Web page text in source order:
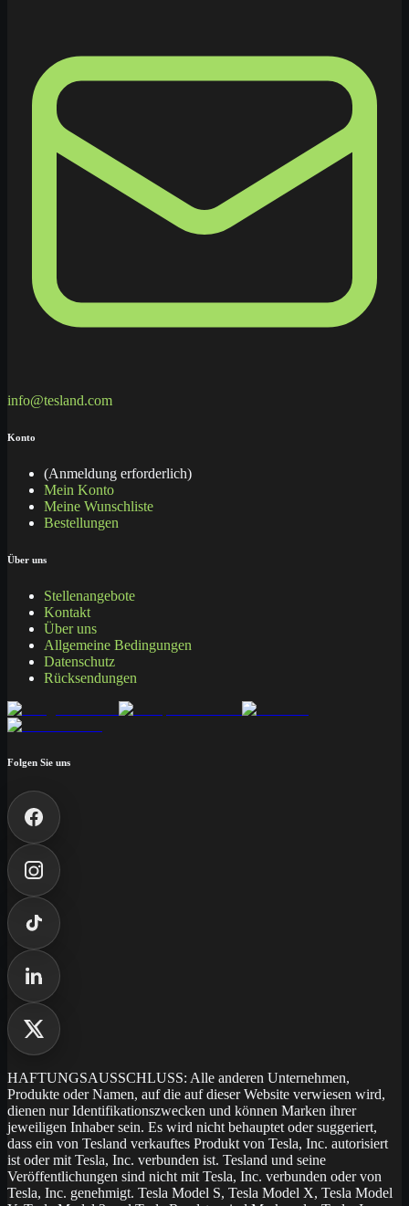
info@tesland.com
Konto
(Anmeldung erforderlich)
Mein Konto
Meine Wunschliste
Bestellungen
Über uns
Stellenangebote
Kontakt
Über uns
Allgemeine Bedingungen
Datenschutz
Rücksendungen
Folgen Sie uns
HAFTUNGSAUSSCHLUSS: Alle anderen Unternehmen,
Produkte oder Namen, auf die auf dieser Website verwiesen wird,
dienen nur Identifikationszwecken und können Marken ihrer
jeweiligen Inhaber sein. Es wird nicht behauptet oder suggeriert,
dass ein von Tesland verkauftes Produkt von Tesla, Inc. autorisiert
ist oder mit Tesla, Inc. verbunden ist. Tesland und seine
Veröffentlichungen sind nicht mit Tesla, Inc. verbunden oder von
Tesla, Inc. genehmigt. Tesla Model S, Tesla Model X, Tesla Model